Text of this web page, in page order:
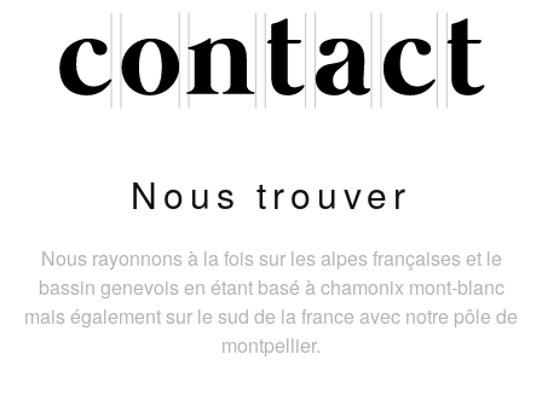
Nous trouver
Nous rayonnons à la fois sur les alpes françaises et le
bassin genevois en étant basé à chamonix mont-blanc
mais également sur le sud de la france avec notre pôle de
montpellier.